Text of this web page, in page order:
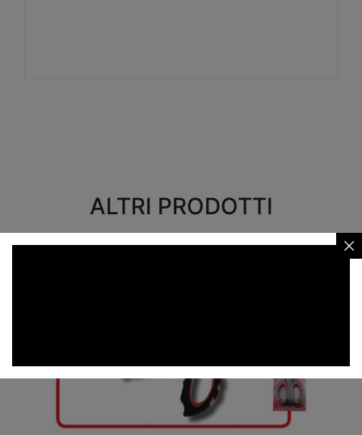
ALTRI PRODOTTI